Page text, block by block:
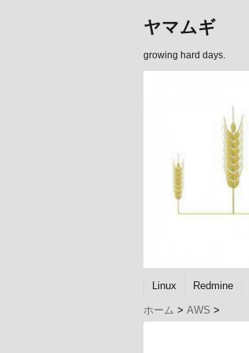
ヤマムギ
growing hard days.
Linux Redmine
ホーム > AWS >